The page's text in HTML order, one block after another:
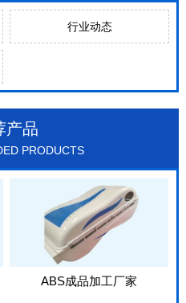
行业动态
产品
PRODUCTS
ABS成品加工厂家